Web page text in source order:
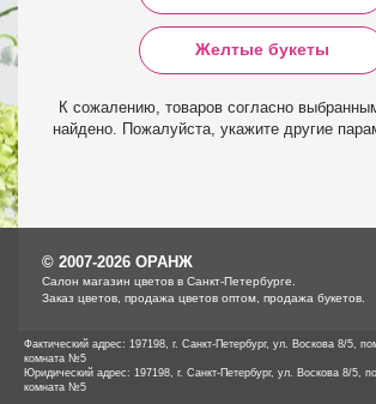
Желтые букеты
К сожалению, товаров согласно
найдено. Пожалуйста, укажите другие
© 2007-2026 ОРАНЖ
Cалон магазин цветов в Санкт-Петербурге.
Заказ цветов, продажа цветов оптом, продажа букетов.
Фактический адрес: 197198, г. Санкт-Петербург, ул. Воскова 8/5,
комната №5
Юридический адрес: 197198, г. Санкт-Петербург, ул. Воскова 8/5,
комната №5